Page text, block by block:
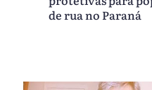
de rua no Paraná